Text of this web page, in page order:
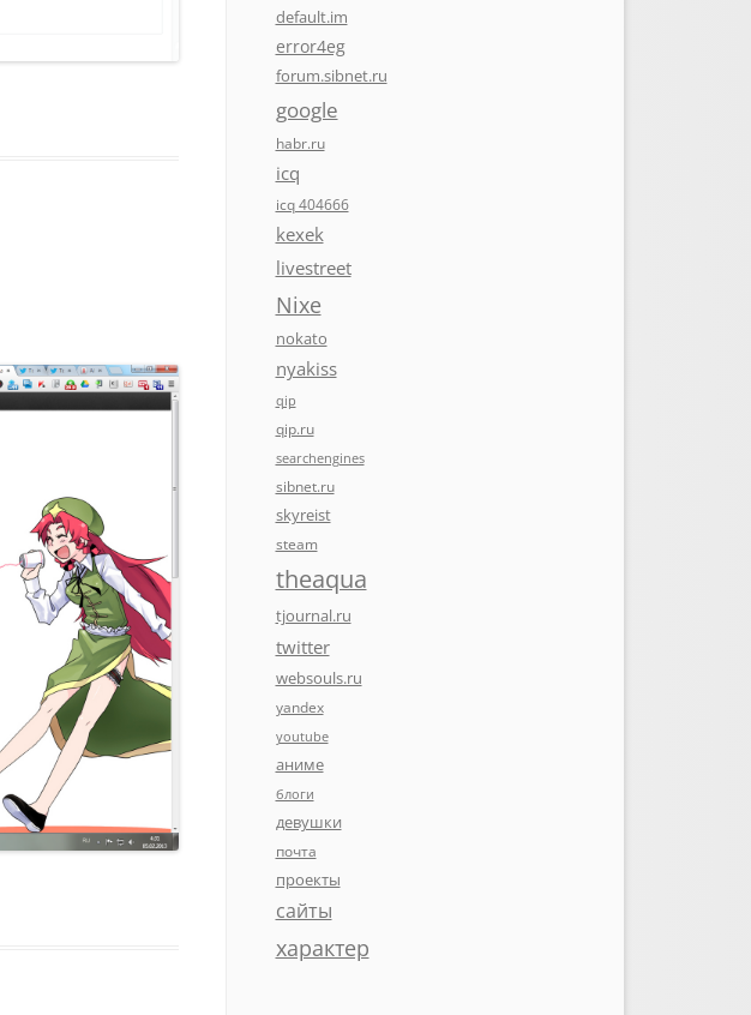
default.im
error4eg
forum.sibnet.ru
google
habr.ru
icq
icq 404666
kexek
livestreet
Nixe
nokato
nyakiss
qip
qip.ru
searchengines
sibnet.ru
skyreist
steam
theaqua
tjournal.ru
twitter
websouls.ru
yandex
youtube
аниме
блоги
девушки
почта
проекты
сайты
характер